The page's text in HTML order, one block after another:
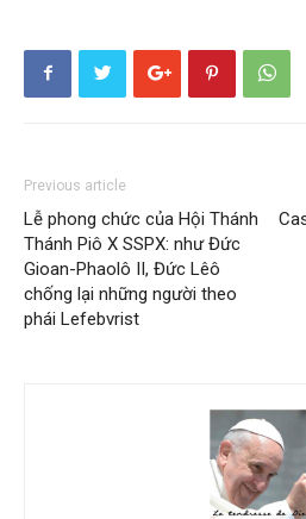
Previous article
Lễ phong chức của Hội Thánh
Thánh Piô X SSPX: như Đức
Gioan-Phaolô II, Đức Lêô
chống lại những người theo
phái Lefebvrist